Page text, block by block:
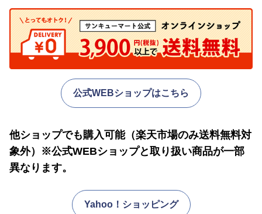
公式WEBショップはこちら
他ショップでも購入可能（楽天市場のみ送料無料対
象外）※公式WEBショップと取り扱い商品が一部
異なります。
Yahoo！ショッピング